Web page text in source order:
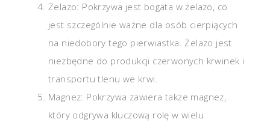
Żelazo: Pokrzywa jest bogata w żelazo, co
jest szczególnie ważne dla osób cierpiących
na niedobory tego pierwiastka. Żelazo jest
niezbędne do produkcji czerwonych krwinek i
transportu tlenu we krwi.
Magnez: Pokrzywa zawiera także magnez,
który odgrywa kluczową rolę w wielu